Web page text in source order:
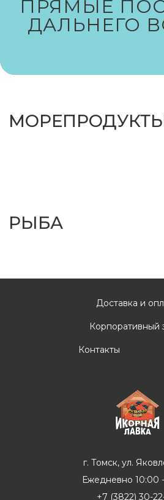
ПРЯМЫЕ
ДАЛЬНЕГО
Доставка и
Корпоративный
Контакты
г. Томск, ул.
Ежедневно 10:00
+7 (3822) 30-